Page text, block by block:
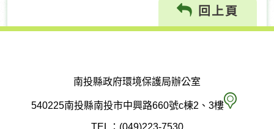
回上頁
南投縣政府環境保護局辦公室
540225南投縣南投市中興路660號c棟2、3樓 南
TEL：(049)223-7530